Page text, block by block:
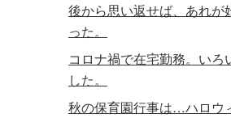
後から思い返せば、あれが
った。
コロナ禍で在宅勤務。いろ
した。
秋の保育園行事は…ハロウ